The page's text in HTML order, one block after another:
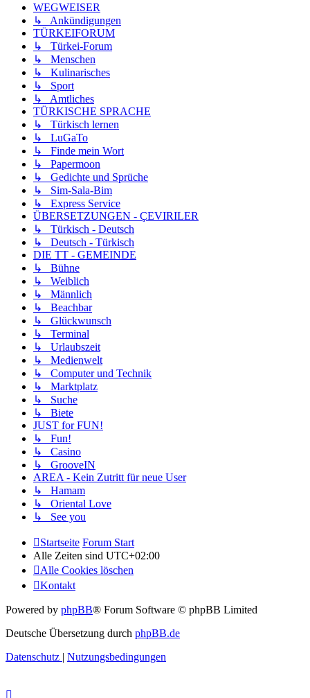
WEGWEISER
↳ Ankündigungen
TÜRKEIFORUM
↳ Türkei-Forum
↳ Menschen
↳ Kulinarisches
↳ Sport
↳ Amtliches
TÜRKISCHE SPRACHE
↳ Türkisch lernen
↳ LuGaTo
↳ Finde mein Wort
↳ Papermoon
↳ Gedichte und Sprüche
↳ Sim-Sala-Bim
↳ Express Service
ÜBERSETZUNGEN - ÇEVIRILER
↳ Türkisch - Deutsch
↳ Deutsch - Türkisch
DIE TT - GEMEINDE
↳ Bühne
↳ Weiblich
↳ Männlich
↳ Beachbar
↳ Glückwunsch
↳ Terminal
↳ Urlaubszeit
↳ Medienwelt
↳ Computer und Technik
↳ Marktplatz
↳ Suche
↳ Biete
JUST for FUN!
↳ Fun!
↳ Casino
↳ GrooveIN
AREA - Kein Zutritt für neue User
↳ Hamam
↳ Oriental Love
↳ See you
Startseite Forum Start
Alle Zeiten sind UTC+02:00
Alle Cookies löschen
Kontakt
Powered by phpBB® Forum Software © phpBB Limited
Deutsche Übersetzung durch phpBB.de
Datenschutz | Nutzungsbedingungen